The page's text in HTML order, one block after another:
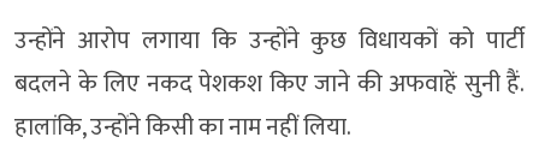
उन्होंने आरोप लगाया कि उन्होंने कुछ विधायकों को पार्टी
बदलने के लिए नकद पेशकश किए जाने की अफवाहें सुनी हैं.
हालांकि, उन्होंने किसी का नाम नहीं लिया.